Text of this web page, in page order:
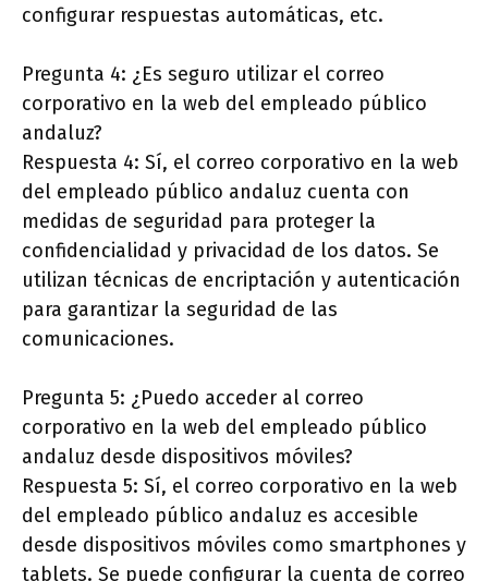
configurar respuestas automáticas, etc.
Pregunta 4: ¿Es seguro utilizar el correo
corporativo en la web del empleado público
andaluz?
Respuesta 4: Sí, el correo corporativo en la web
del empleado público andaluz cuenta con
medidas de seguridad para proteger la
confidencialidad y privacidad de los datos. Se
utilizan técnicas de encriptación y autenticación
para garantizar la seguridad de las
comunicaciones.
Pregunta 5: ¿Puedo acceder al correo
corporativo en la web del empleado público
andaluz desde dispositivos móviles?
Respuesta 5: Sí, el correo corporativo en la web
del empleado público andaluz es accesible
desde dispositivos móviles como smartphones y
tablets. Se puede configurar la cuenta de correo